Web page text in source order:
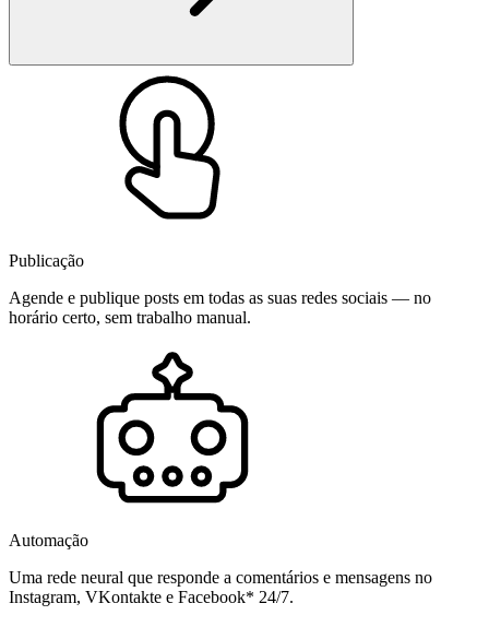
Publicação
Agende e publique posts em todas as suas redes sociais — no
horário certo, sem trabalho manual.
Automação
Uma rede neural que responde a comentários e mensagens no
Instagram, VKontakte e Facebook* 24/7.